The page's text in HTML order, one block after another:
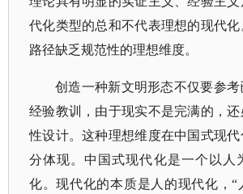
代化类型的总和不代表理想的现代
路径缺乏规范性的理想维度。
创造一种新文明形态不仅要参
经验教训，由于现实不是完满的，
性设计。这种理想维度在中国式现
分体现。中国式现代化是一个以人
化。现代化的本质是人的现代化，“